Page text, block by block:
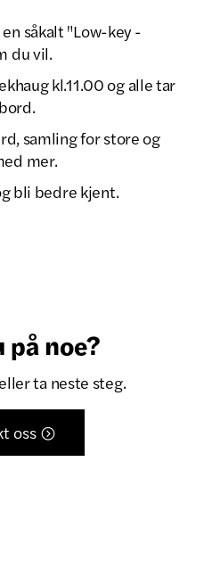
såkalt "Low-key -
du vil.
kl.11.00 og alle tar
samling for store og
mer.
bli bedre kjent.
på noe?
ta neste steg.
oss 